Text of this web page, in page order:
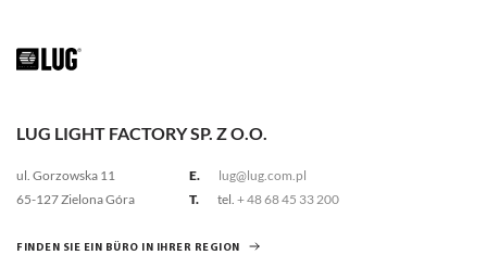
LUG LIGHT FACTORY SP. Z O.O.
ul. Gorzowska 11
65-127 Zielona Góra
E.
lug@lug.com.pl
T.
tel. + 48 68 45 33 200
FINDEN SIE EIN BÜRO IN IHRER REGION